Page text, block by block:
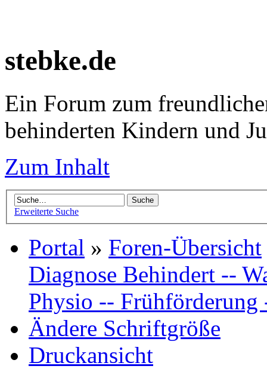
stebke.de
Ein Forum zum
behinderten Kindern und
Zum Inhalt
Erweiterte Suche
Portal » Foren-Übersicht
Diagnose Behindert --
Physio -- Frühförderung
Ändere Schriftgröße
Druckansicht